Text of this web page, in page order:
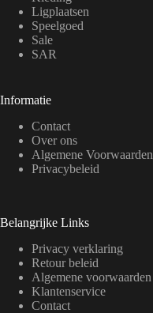
Ligplaatsen
Speelgoed
Sale
SAR
Informatie
Contact
Over ons
Algemene Voorwaarden
Privacybeleid
Belangrijke Links
Privacy verklaring
Retour beleid
Algemene voorwaarden
Klantenservice
Contact